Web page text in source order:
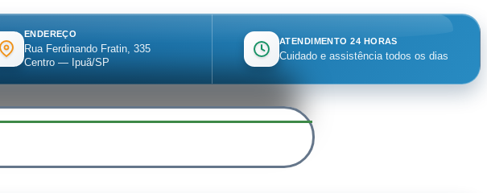
ENDEREÇO
Rua Ferdinando Fratin, 335
Centro — Ipuã/SP
ATENDIMENTO 24 HORAS
Cuidado e assistência todos os dias